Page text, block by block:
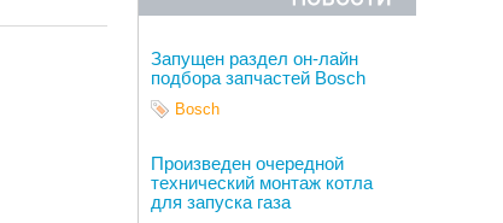
Запущен раздел он-лайн
подбора запчастей Bosch
Bosch
Произведен очередной
технический монтаж котла
для запуска газа